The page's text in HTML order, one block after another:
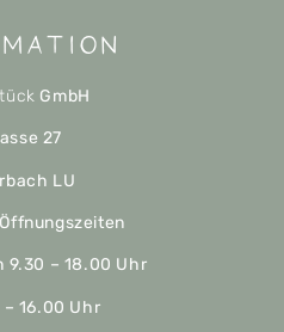
GmbH
27
LU
9.30 – 18.00 Uhr
16.00 Uhr